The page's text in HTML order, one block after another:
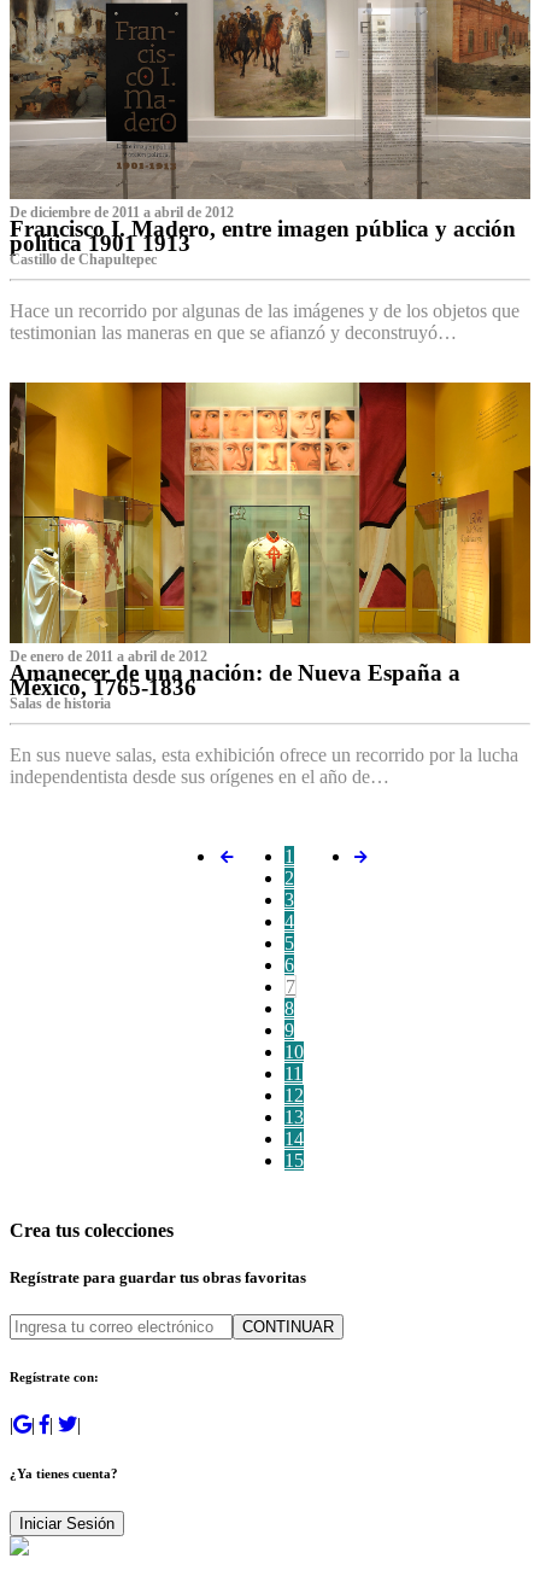
De diciembre de 2011 a abril de 2012
Francisco I. Madero, entre imagen pública y acción
política 1901 1913
Castillo de Chapultepec
Hace un recorrido por algunas de las imágenes y de los objetos que
testimonian las maneras en que se afianzó y deconstruyó…
De enero de 2011 a abril de 2012
Amanecer de una nación: de Nueva España a
México, 1765-1836
Salas de historia
En sus nueve salas, esta exhibición ofrece un recorrido por la lucha
independentista desde sus orígenes en el año de…
1
2
3
4
5
6
7
8
9
10
11
12
13
14
15
Crea tus colecciones
Regístrate para guardar tus obras favoritas
CONTINUAR
Regístrate con:
| | | |
¿Ya tienes cuenta?
Iniciar Sesión